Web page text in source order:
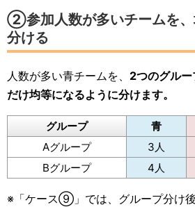
②参加人数が多いチームを、
分ける
人数が多い青チームを、 2つのグル
だけ均等になるように分けます。
グループ 青
Aグループ
3人
Bグループ
4人
※「ケース⑨」では、グループ分け